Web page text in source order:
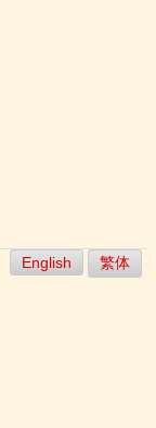
English 繁体